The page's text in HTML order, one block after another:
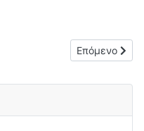
τους Φοίνικες (4-0) επί
Επόμενο
Επόμενο